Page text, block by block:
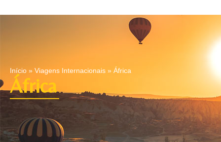
Início » Viagens Internacionais » África
África